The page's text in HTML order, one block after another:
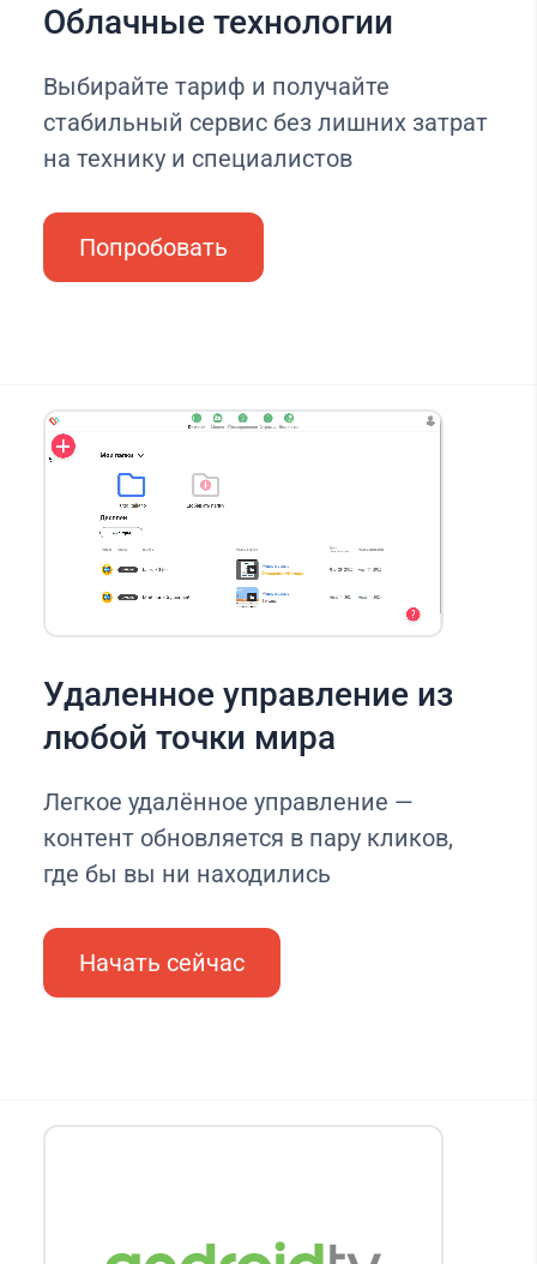
Облачные технологии
Выбирайте тариф и получайте
стабильный сервис без лишних затрат
на технику и специалистов
Попробовать
Удаленное управление из
любой точки мира
Легкое удалённое управление —
контент обновляется в пару кликов,
где бы вы ни находились
Начать сейчас